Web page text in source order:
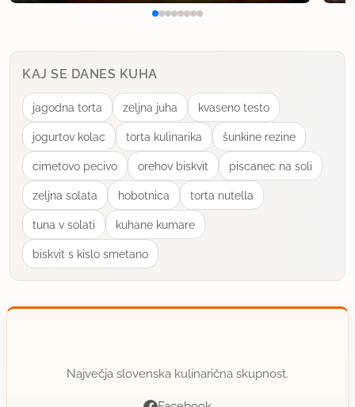
KAJ SE DANES KUHA
jagodna torta zeljna juha kvaseno testo
jogurtov kolac torta kulinarika šunkine rezine
cimetovo pecivo orehov biskvit piscanec na soli
zeljna solata hobotnica torta nutella
tuna v solati kuhane kumare
biskvit s kislo smetano
Največja slovenska kulinarična skupnost.